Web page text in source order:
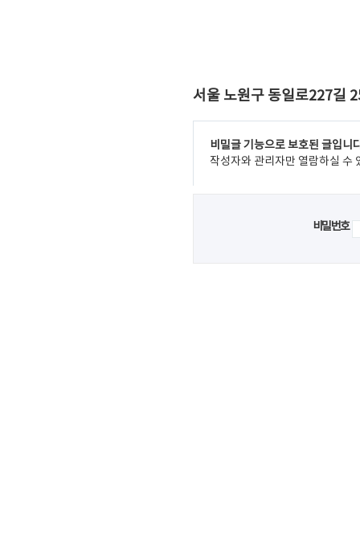
서울 노원구 동일로227길
비밀글 기능으로 보호된 글입니
작성자와 관리자만 열람하실 수
비밀번호